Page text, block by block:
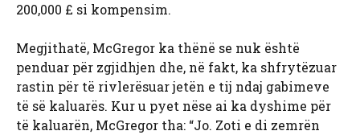
200,000 £ si kompensim.
Megjithatë, McGregor ka thënë se nuk është
penduar për zgjidhjen dhe, në fakt, ka shfrytëzuar
rastin për të rivlerësuar jetën e tij ndaj gabimeve
të së kaluarës. Kur u pyet nëse ai ka dyshime për
të kaluarën, McGregor tha: “Jo. Zoti e di zemrën